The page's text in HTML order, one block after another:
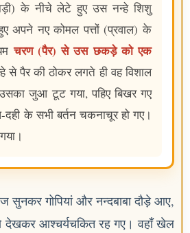
के नीचे लेटे हुए उस नन्हे शिशु
अपने नए कोमल पत्तों (प्रवाल) के
चरण (पैर) से उस छकड़े को एक
से पैर की ठोकर लगते ही वह विशाल
जुआ टूट गया, पहिए बिखर गए
के सभी बर्तन चकनाचूर हो गए।
गोपियां और नन्दबाबा दौड़े आए,
आश्चर्यचकित रह गए। वहाँ खेल